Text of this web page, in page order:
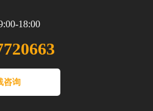
18:00
咨询